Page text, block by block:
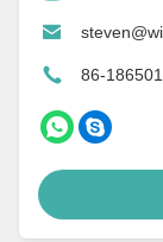
86-